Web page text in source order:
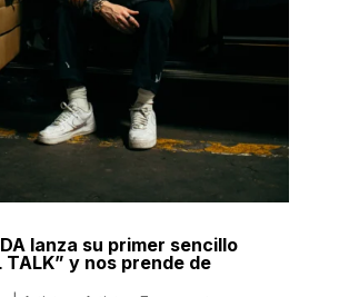
lanza su primer sencillo
TALK” y nos prende de